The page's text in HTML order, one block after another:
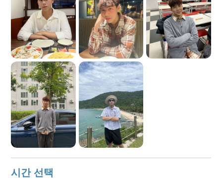
시간 선택